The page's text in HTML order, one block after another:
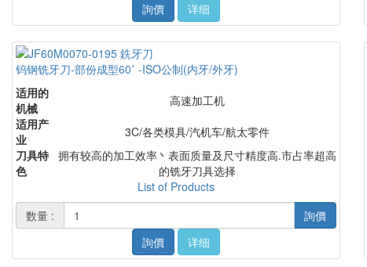
詢價
详细
钨钢铣牙刀-部份成型60˚ -ISO公制(内牙/外牙)
适用的
机械
高速加工机
适用产
业
3C/各类模具/汽机车/航太零件
刀具特
色
拥有较高的加工效率丶表面质量及尺寸精度高.市占率超高
的铣牙刀具选择
List of Products
数量 :
詢價
詢價
详细